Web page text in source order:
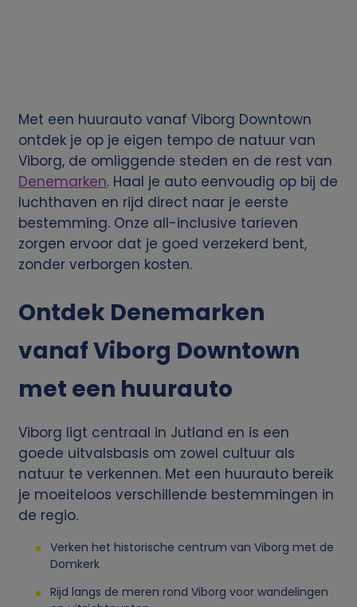
Met een huurauto vanaf Viborg Downtown
ontdek je op je eigen tempo de natuur van
Viborg, de omliggende steden en de rest van
Denemarken. Haal je auto eenvoudig op bij de
luchthaven en rijd direct naar je eerste
bestemming. Onze all-inclusive tarieven
zorgen ervoor dat je goed verzekerd bent,
zonder verborgen kosten.
Ontdek Denemarken
vanaf Viborg Downtown
met een huurauto
Viborg ligt centraal in Jutland en is een
goede uitvalsbasis om zowel cultuur als
natuur te verkennen. Met een huurauto bereik
je moeiteloos verschillende bestemmingen in
de regio.
Verken het historische centrum van Viborg met de
Domkerk
Rijd langs de meren rond Viborg voor wandelingen